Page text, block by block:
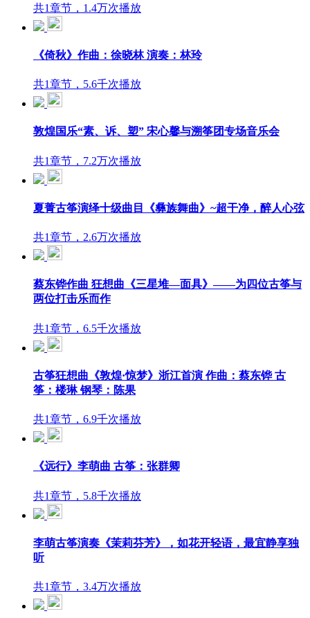
共1章节，1.4万次播放
《倚秋》作曲：徐晓林 演奏：林玲
共1章节，5.6千次播放
敦煌国乐“素、诉、塑” 宋心馨与溯筝团专场音乐会
共1章节，7.2万次播放
夏菁古筝演绎十级曲目《彝族舞曲》~超干净，醉人心弦
共1章节，2.6万次播放
蔡东铧作曲 狂想曲《三星堆—面具》——为四位古筝与
两位打击乐而作
共1章节，6.5千次播放
古筝狂想曲《敦煌·惊梦》浙江首演 作曲：蔡东铧 古
筝：楼琳 钢琴：陈果
共1章节，6.9千次播放
《远行》李萌曲 古筝：张群卿
共1章节，5.8千次播放
李萌古筝演奏《茉莉芬芳》，如花开轻语，最宜静享独
听
共1章节，3.4万次播放